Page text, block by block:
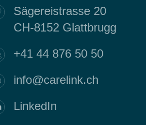
Sägereistrasse 20
CH-8152 Glattbrugg
+41 44 876 50 50
info@carelink.ch
LinkedIn